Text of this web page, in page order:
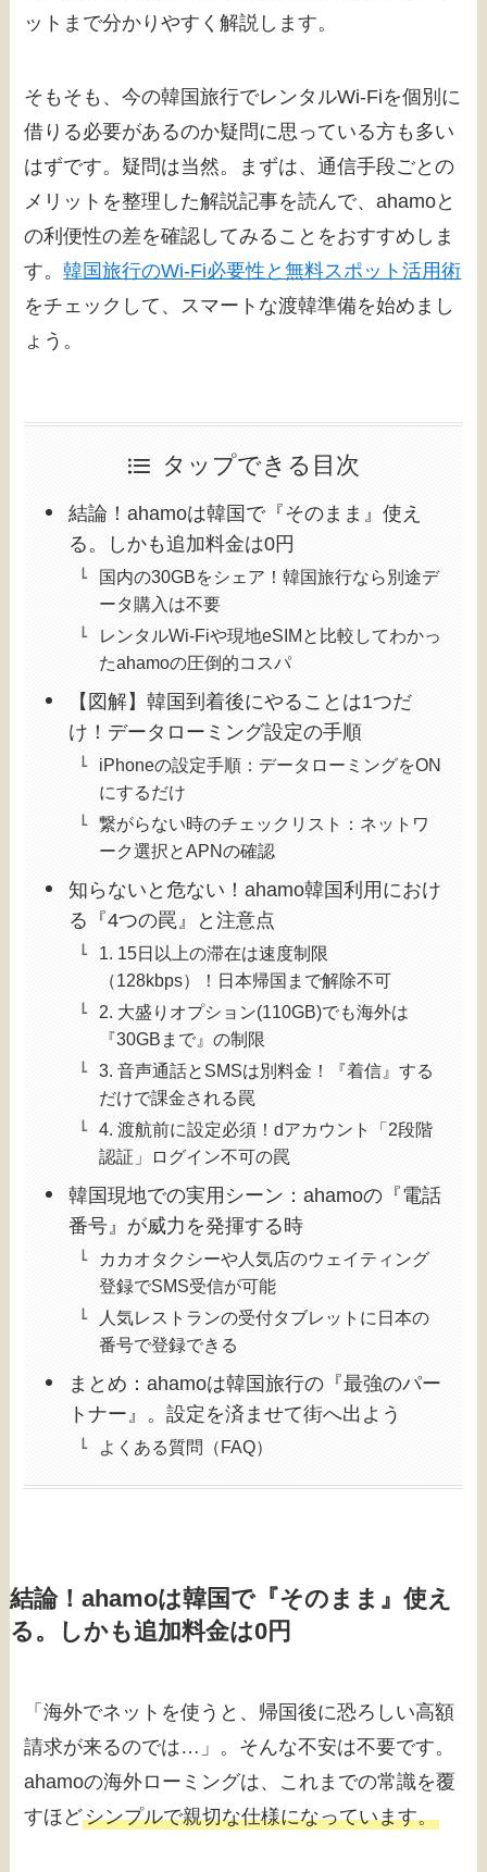
ットまで分かりやすく解説します。
そもそも、今の韓国旅行でレンタルWi-Fiを個別に
借りる必要があるのか疑問に思っている方も多い
はずです。疑問は当然。まずは、通信手段ごとの
メリットを整理した解説記事を読んで、ahamoと
の利便性の差を確認してみることをおすすめしま
す。韓国旅行のWi-Fi必要性と無料スポット活用術
をチェックして、スマートな渡韓準備を始めまし
ょう。
タップできる目次
結論！ahamoは韓国で『そのまま』使え
る。しかも追加料金は0円
国内の30GBをシェア！韓国旅行なら別途デ
ータ購入は不要
レンタルWi-Fiや現地eSIMと比較してわかっ
たahamoの圧倒的コスパ
【図解】韓国到着後にやることは1つだ
け！データローミング設定の手順
iPhoneの設定手順：データローミングをON
にするだけ
繋がらない時のチェックリスト：ネットワ
ーク選択とAPNの確認
知らないと危ない！ahamo韓国利用におけ
る『4つの罠』と注意点
1. 15日以上の滞在は速度制限
（128kbps）！日本帰国まで解除不可
2. 大盛りオプション(110GB)でも海外は
『30GBまで』の制限
3. 音声通話とSMSは別料金！『着信』する
だけで課金される罠
4. 渡航前に設定必須！dアカウント「2段階
認証」ログイン不可の罠
韓国現地での実用シーン：ahamoの『電話
番号』が威力を発揮する時
カカオタクシーや人気店のウェイティング
登録でSMS受信が可能
人気レストランの受付タブレットに日本の
番号で登録できる
まとめ：ahamoは韓国旅行の『最強のパー
トナー』。設定を済ませて街へ出よう
よくある質問（FAQ）
結論！ahamoは韓国で『そのまま』使え
る。しかも追加料金は0円
「海外でネットを使うと、帰国後に恐ろしい高額
請求が来るのでは…」。そんな不安は不要です。
ahamoの海外ローミングは、これまでの常識を覆
すほどシンプルで親切な仕様になっています。